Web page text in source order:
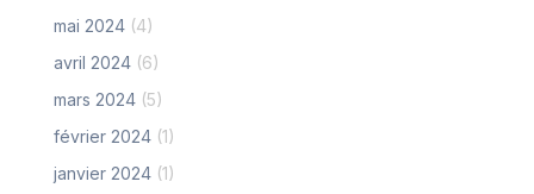
mai 2024 (4)
avril 2024 (6)
mars 2024 (5)
février 2024 (1)
janvier 2024 (1)